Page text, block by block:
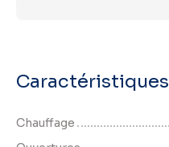
Caractéristiques
Chauffage